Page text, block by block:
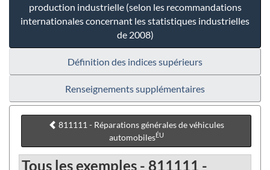
production industrielle (selon les recommandations
internationales concernant les statistiques industrielles
de 2008)
Définition des indices supérieurs
Renseignements supplémentaires
811111 - Réparations générales de véhicules
automobilesÉU
Tous les exemples - 811111 -